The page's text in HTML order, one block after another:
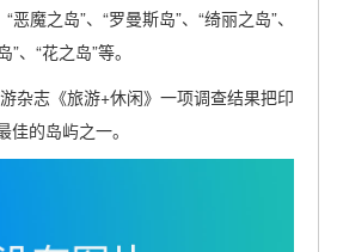
恶魔之岛”、“罗曼斯岛”、“绮丽之岛”、
、“花之岛”等。
杂志《旅游+休闲》一项调查结果把印
的岛屿之一。